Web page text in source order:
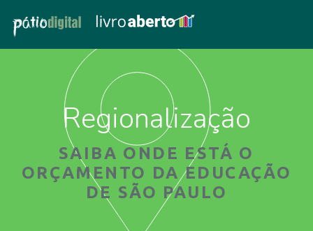
Regionalização
SAIBA ONDE ESTÁ O
ORÇAMENTO DA EDUCAÇÃO
DE SÃO PAULO